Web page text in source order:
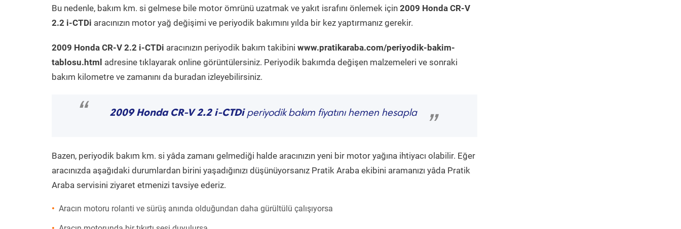
Bu nedenle, bakım km. si gelmese bile motor ömrünü uzatmak ve yakıt israfını önlemek için 2009 Honda CR-V
2.2 i-CTDi aracınızın motor yağ değişimi ve periyodik bakımını yılda bir kez yaptırmanız gerekir.
2009 Honda CR-V 2.2 i-CTDi aracınızın periyodik bakım takibini www.pratikaraba.com/periyodik-bakim-
tablosu.html adresine tıklayarak online görüntülersiniz. Periyodik bakımda değişen malzemeleri ve sonraki
bakım kilometre ve zamanını da buradan izleyebilirsiniz.
“ 2009 Honda CR-V 2.2 i-CTDiperiyodik bakım fiyatını hemen hesapla
”
Bazen, periyodik bakım km. si yâda zamanı gelmediği halde aracınızın yeni bir motor yağına ihtiyacı olabilir. Eğer
aracınızda aşağıdaki durumlardan birini yaşadığınızı düşünüyorsanız Pratik Araba ekibini aramanızı yâda Pratik
Araba servisini ziyaret etmenizi tavsiye ederiz.
Aracın motoru rolanti ve sürüş anında olduğundan daha gürültülü çalışıyorsa